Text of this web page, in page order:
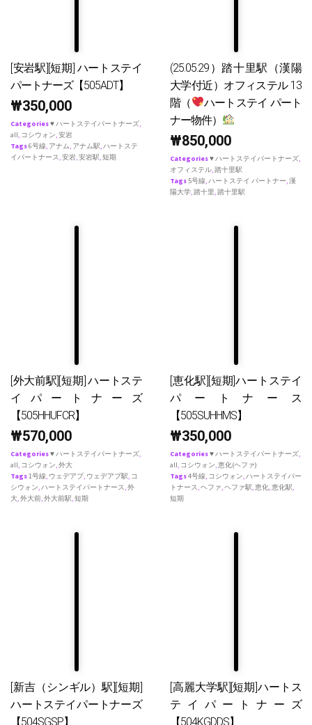
[安岩駅][短期] ハートステイ
パートナーズ【505ADT】
₩350,000
Categories♥ ハートステイパートナーズ,
all, コシウォン,安岩
Tags6号線, アナム, アナム駅,ハートステ
イパートナース,安岩,安岩駅,短期
(25.05.29）踏十里駅（漢陽
大学付近）オフィステル 13
階（
ハートステイ パート
ナー物件）
₩850,000
Categories♥ ハートステイパートナーズ,
オフィステル,踏十里駅
Tags 5号線,ハートステイ パートナー,漢
陽大学,踏十里,踏十里駅
[外大前駅][短期] ハートステ
イパートナーズ
【505HHUFCR】
₩570,000
Categories♥ ハートステイパートナーズ,
all, コシウォン,外大
Tags1号線, ウェデアプ, ウェデアプ駅, コ
シウォン,ハートステイパートナース,外
大,外大前,外大前駅,短期
[恵化駅][短期]ハートステイ
パートナース
【505SUHHMS】
₩350,000
Categories♥ ハートステイパートナーズ,
all, コシウォン,恵化(ヘファ)
Tags4号線, コシウォン,ハートステイパー
トナース,ヘファ,ヘファ駅,恵化,恵化駅,
短期
[新吉（シンギル）駅][短期]
ハートステイパートナーズ
【504SGSP】
[高麗大学駅][短期]ハートス
テイパートナーズ
【504KGDDS】